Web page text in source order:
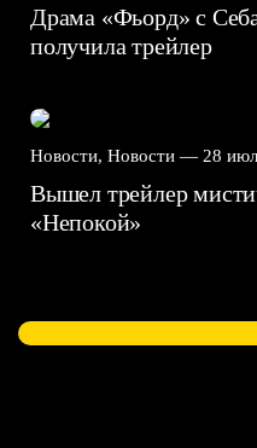
Драма «Фьорд» с
получила трейлер
Новости, Новости — 28
Вышел трейлер
«Непокой»